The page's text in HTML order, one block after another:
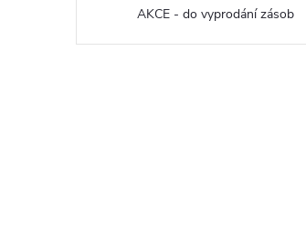
AKCE - do vyprodání zásob